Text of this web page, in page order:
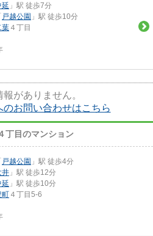
延 」駅 徒歩7分
戸越公園 」駅 徒歩10分
葉 ４丁目
がありません。
お問い合わせはこちら
丁目のマンション
戸越公園 」駅 徒歩4分
井 」駅 徒歩12分
延 」駅 徒歩10分
町 ４丁目5-6